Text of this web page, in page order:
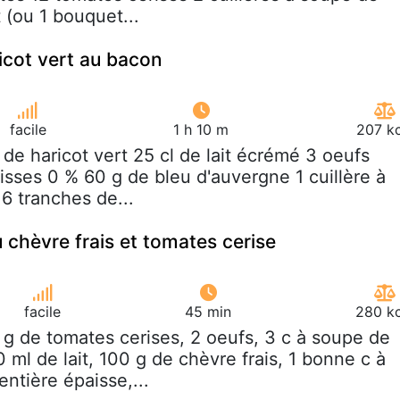
1 bouquet...
vert au bacon
facile 1 h 10 m 207
de haricot vert 25 cl de lait écrémé 3 oeufs
0 % 60 g de bleu d'auvergne 1 cuillère à
tranches de...
chèvre frais et tomates cerise
facile 45 min 280
de tomates cerises, 2 oeufs, 3 c à soupe de
ml de lait, 100 g de chèvre frais, 1 bonne c à
épaisse,...